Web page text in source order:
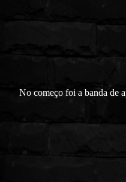
No começo foi a banda de